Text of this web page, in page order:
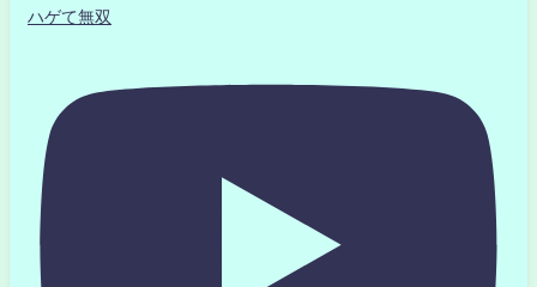
ハゲて無双